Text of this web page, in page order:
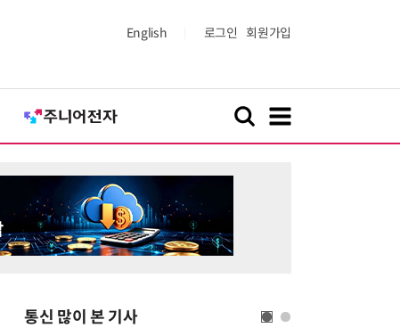
English 로그인 회원가입
통신 많이 본 기사